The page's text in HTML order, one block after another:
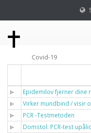
Covid-19
Epidemilov fjerner dine
Virker mundbind / visir
PCR -Testmetoden
Domstol: PCR-test